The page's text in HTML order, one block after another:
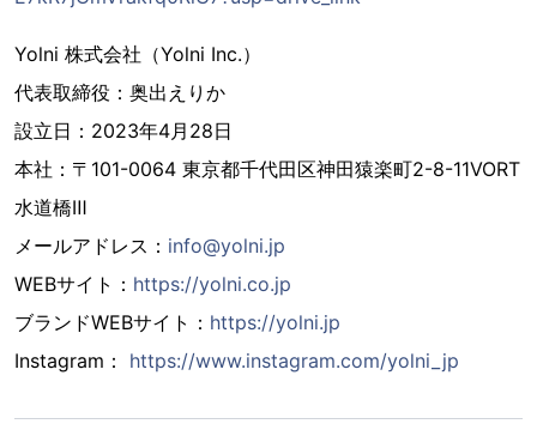
Yolni 株式会社（Yolni Inc.）
代表取締役：奥出えりか
設立日：2023年4月28日
本社：〒101-0064 東京都千代田区神田猿楽町2-8-11VORT
水道橋Ⅲ
メールアドレス： info@yolni.jp
WEBサイト： https://yolni.co.jp
ブランドWEBサイト： https://yolni.jp
Instagram： https://www.instagram.com/yolni_jp